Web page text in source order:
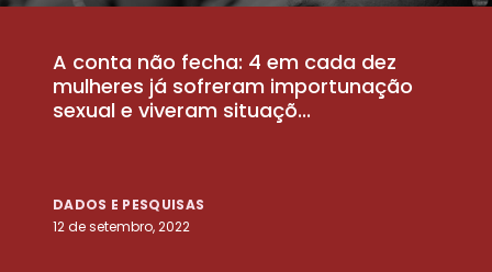
A conta não fecha: 4 em cada dez
mulheres já sofreram importunação
sexual e viveram situaçõ...
DADOS E PESQUISAS
12 de setembro, 2022